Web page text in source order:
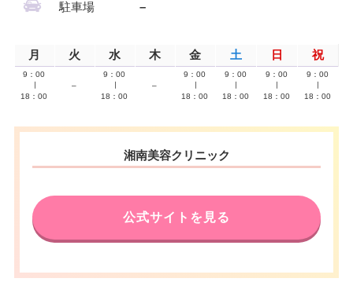
駐車場 –
月 火 水 木 金 土 日 祝
9：00
18：00
–
9：00
18：00
–
9：00
18：00
9：00
18：00
9：00
18：00
9：00
18：00
湘南美容クリニック
公式サイトを見る